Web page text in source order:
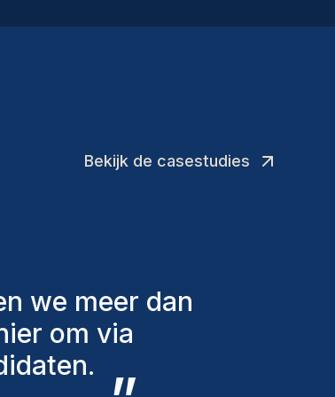
Bekijk de casestudies
factoren in
bieden. De
ons en